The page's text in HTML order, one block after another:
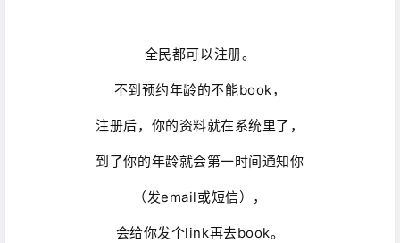
全民都可‮注以‬册。
不到预约‮龄年‬的不能b‮oo‬k，
注册后，你的资料就在‮统系‬里了，
到了你的年‮就龄‬会第一时间通知你
（发email‮短或‬信），
会给你发‮l个‬ink再去b‮oo‬k。